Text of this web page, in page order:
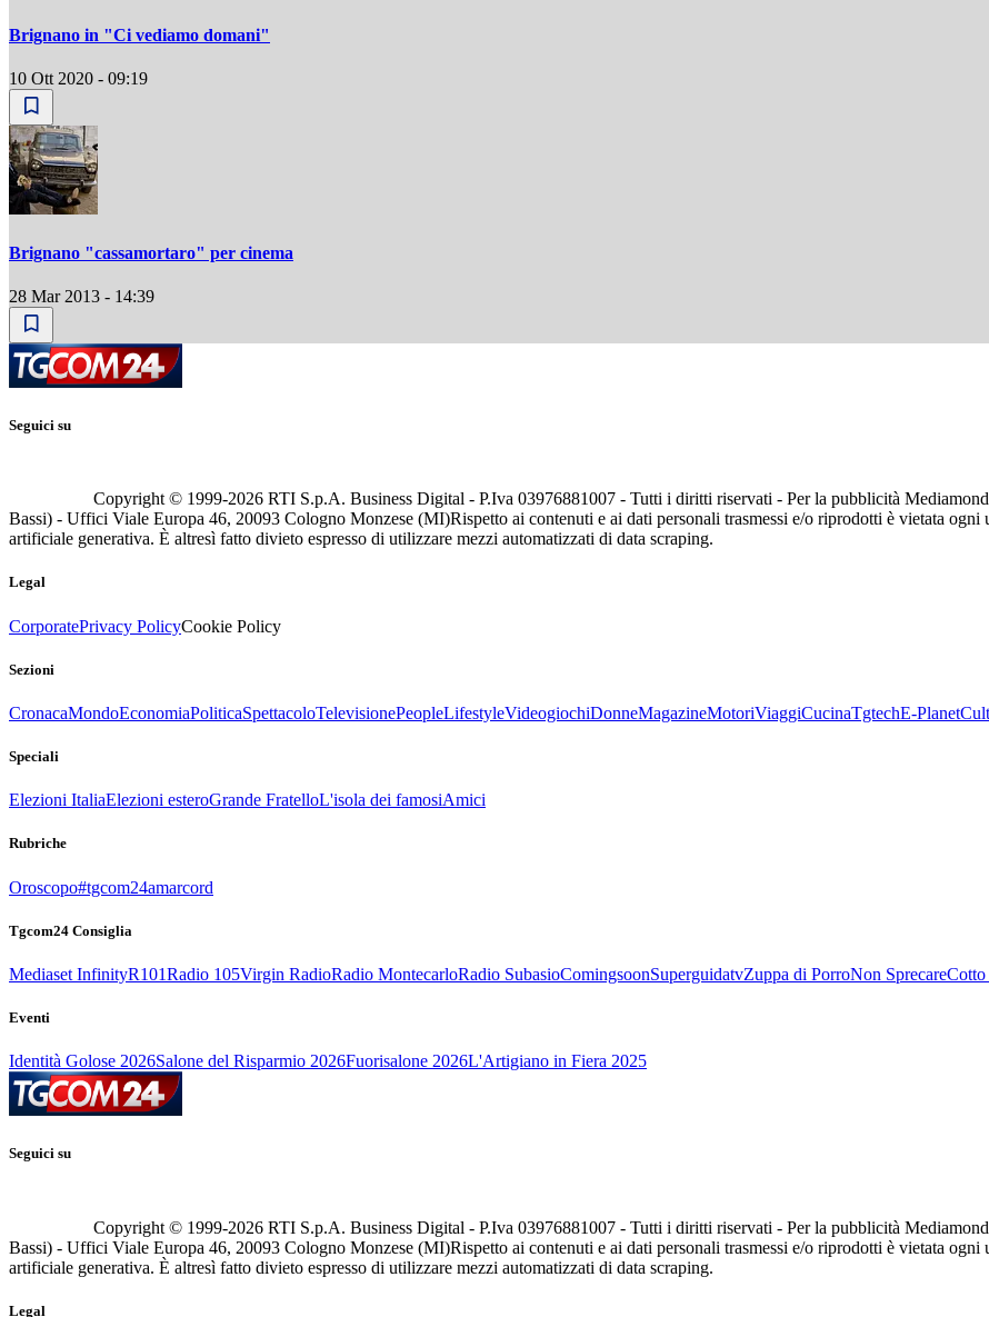
Brignano in "Ci vediamo domani"
10 Ott 2020 - 09:19
Brignano "cassamortaro" per cinema
28 Mar 2013 - 14:39
Seguici su
Copyright © 1999-2026 RTI S.p.A. Business Digital - P.Iva 03976881007 - Tutti i diritti riservati - Per la pubblicità
Bassi) - Uffici Viale Europa 46, 20093 Cologno Monzese (MI)Rispetto ai contenuti e ai dati personali trasmessi e/o riprodotti è vietata
artificiale generativa. È altresì fatto divieto espresso di utilizzare mezzi automatizzati di data scraping.
Legal
CorporatePrivacy PolicyCookie Policy
Sezioni
CronacaMondoEconomiaPoliticaSpettacoloTelevisionePeopleLifestyleVideogiochiDonneMagazineMotoriViaggiCucinaTgtechE-Planet
Speciali
Elezioni ItaliaElezioni esteroGrande FratelloL'isola dei famosiAmici
Rubriche
Oroscopo#tgcom24amarcord
Tgcom24 Consiglia
Mediaset InfinityR101Radio 105Virgin RadioRadio MontecarloRadio SubasioComingsoonSuperguidatvZuppa di PorroNon SprecareCotto
Eventi
Identità Golose 2026Salone del Risparmio 2026Fuorisalone 2026L'Artigiano in Fiera 2025
Seguici su
Copyright © 1999-2026 RTI S.p.A. Business Digital - P.Iva 03976881007 - Tutti i diritti riservati - Per la pubblicità
Bassi) - Uffici Viale Europa 46, 20093 Cologno Monzese (MI)Rispetto ai contenuti e ai dati personali trasmessi e/o riprodotti è vietata
artificiale generativa. È altresì fatto divieto espresso di utilizzare mezzi automatizzati di data scraping.
Legal